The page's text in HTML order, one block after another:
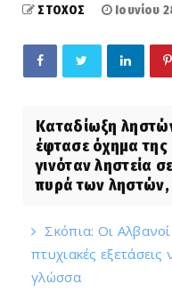
ΣΤΟΧΟΣ Ιουνίου
Καταδίωξη
έφτασε όχημα
γινόταν ληστεία
πυρά των ληστών,
Σκόπια: Οι
πτυχιακές
γλώσσα